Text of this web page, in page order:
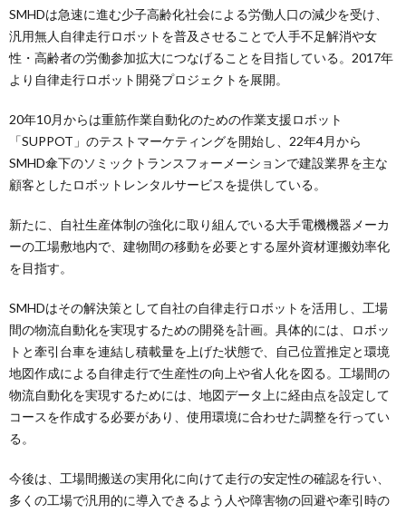
SMHDは急速に進む少子高齢化社会による労働人口の減少を受け、
汎用無人自律走行ロボットを普及させることで人手不足解消や女
性・高齢者の労働参加拡大につなげることを目指している。2017年
より自律走行ロボット開発プロジェクトを展開。
20年10月からは重筋作業自動化のための作業支援ロボット
「SUPPOT」のテストマーケティングを開始し、22年4月から
SMHD傘下のソミックトランスフォーメーションで建設業界を主な
顧客としたロボットレンタルサービスを提供している。
新たに、自社生産体制の強化に取り組んでいる大手電機機器メーカ
ーの工場敷地内で、建物間の移動を必要とする屋外資材運搬効率化
を目指す。
SMHDはその解決策として自社の自律走行ロボットを活用し、工場
間の物流自動化を実現するための開発を計画。具体的には、ロボッ
トと牽引台車を連結し積載量を上げた状態で、自己位置推定と環境
地図作成による自律走行で生産性の向上や省人化を図る。工場間の
物流自動化を実現するためには、地図データ上に経由点を設定して
コースを作成する必要があり、使用環境に合わせた調整を行ってい
る。
今後は、工場間搬送の実用化に向けて走行の安定性の確認を行い、
多くの工場で汎用的に導入できるよう人や障害物の回避や牽引時の